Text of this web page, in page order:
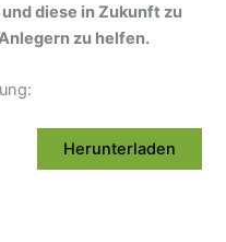
diese in Zukunft zu
zu helfen.
Herunterladen